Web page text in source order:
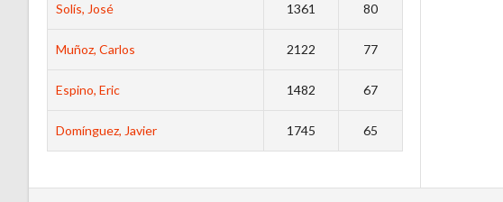
Solís, José 1361 80
Muñoz, Carlos 2122 77
Espino, Eric 1482 67
Domínguez, Javier 1745 65